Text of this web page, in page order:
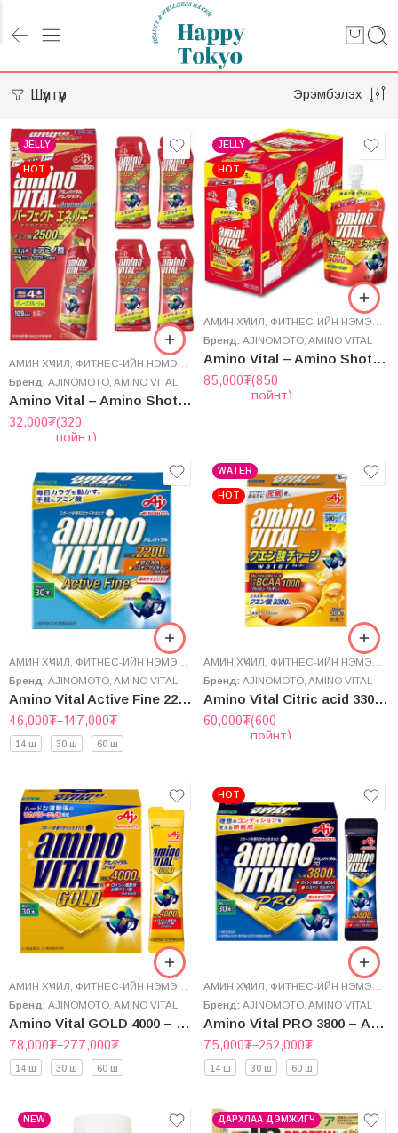
Шүүлтүүр Эрэмбэлэх
JELLY
HOT
АМИН ХҮЧИЛ ФИТНЕС-ИЙН НЭМЭЛТ
ЭРҮҮЛ МЭНДИЙН НЭМЭЛТ
Бренд: AJINOMOTO AMINO VITAL
Amino Vital – Amino Shot Perfect Energy 2500
32,000₮(320
пойнт)
JELLY
HOT
АМИН ХҮЧИЛ ФИТНЕС-ИЙН НЭМЭЛТ
Бренд: AJINOMOTO AMINO VITAL
Amino Vital – Amino Shot Perfect Energy 5000
85,000₮(850
пойнт)
АМИН ХҮЧИЛ ФИТНЕС-ИЙН НЭМЭЛТ
ЭРҮҮЛ МЭНДИЙН НЭМЭЛТ
Бренд: AJINOMOTO AMINO VITAL
Amino Vital Active Fine 2200 – Амин хүчил 2200
46,000₮–147,000₮
14 ш 30 ш 60 ш
WATER
HOT
АМИН ХҮЧИЛ ФИТНЕС-ИЙН НЭМЭЛТ
Бренд: AJINOMOTO AMINO VITAL
Amino Vital Citric acid 3300 – Нимбэгний хүчил
60,000₮(600
пойнт)
АМИН ХҮЧИЛ ФИТНЕС-ИЙН НЭМЭЛТ
ЭРҮҮЛ МЭНДИЙН НЭМЭЛТ
Бренд: AJINOMOTO AMINO VITAL
Amino Vital GOLD 4000 – Амин хүчил
78,000₮–277,000₮
14 ш 30 ш 60 ш
HOT
АМИН ХҮЧИЛ ФИТНЕС-ИЙН НЭМЭЛТ
Бренд: AJINOMOTO AMINO VITAL
Amino Vital PRO 3800 – Амин хүчил
75,000₮–262,000₮
14 ш 30 ш 60 ш
NEW ДАРХЛАА ДЭМЖИГЧ